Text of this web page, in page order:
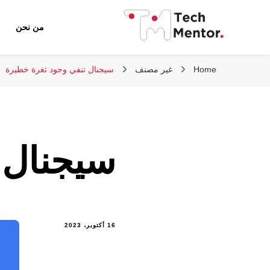
تك مينتور
من نحن
Home غير مصنف سيجنال تنفي وجود ثغرة خطيرة
16 أكتوبر، 2023